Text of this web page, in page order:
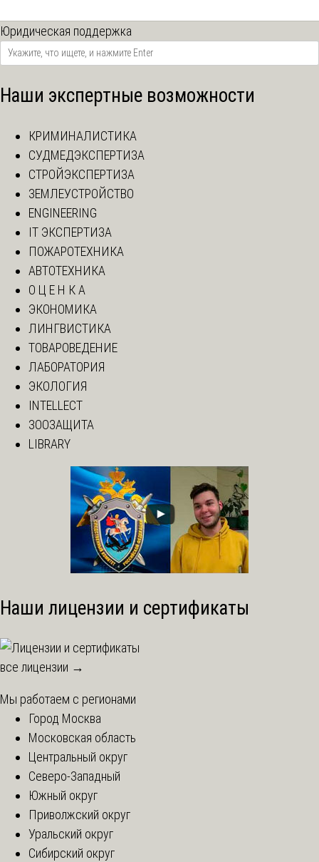
Юридическая поддержка
Наши экспертные возможности
КРИМИНАЛИСТИКА
СУДМЕДЭКСПЕРТИЗА
СТРОЙЭКСПЕРТИЗА
ЗЕМЛЕУСТРОЙСТВО
ENGINEERING
IT ЭКСПЕРТИЗА
ПОЖАРОТЕХНИКА
АВТОТЕХНИКА
О Ц Е Н К А
ЭКОНОМИКА
ЛИНГВИСТИКА
ТОВАРОВЕДЕНИЕ
ЛАБОРАТОРИЯ
ЭКОЛОГИЯ
INTELLECT
ЗООЗАЩИТА
LIBRARY
Наши лицензии и сертификаты
все лицензии →
Мы работаем с регионами
Город Москва
Московская область
Центральный округ
Северо-Западный
Южный округ
Приволжский округ
Уральский округ
Сибирский округ